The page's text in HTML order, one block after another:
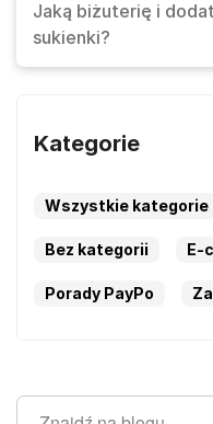
Jaką biżuterię i
sukienki?
Kategorie
Wszystkie kategorie
Bez kategorii E-
Porady PayPo
Szukaj ...
Szukaj